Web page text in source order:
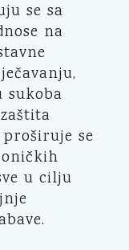
se sa
na
se
u cilju